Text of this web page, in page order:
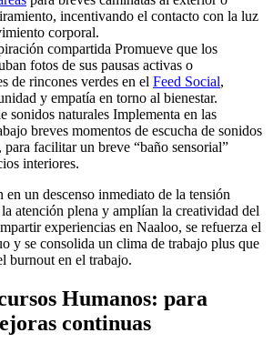
incentivando el contacto con la luz
corporal.
compartida Promueve que los
fotos de sus pausas activas o
de rincones verdes en el Feed Social,
y empatía en torno al bienestar.
sonidos naturales Implementa en las
breves momentos de escucha de sonidos
para facilitar un breve “baño sensorial”
interiores.
en un descenso inmediato de la tensión
atención plena y amplían la creatividad del
experiencias en Naaloo, se refuerza el
y se consolida un clima de trabajo plus que
burnout en el trabajo.
Humanos: para
continuas